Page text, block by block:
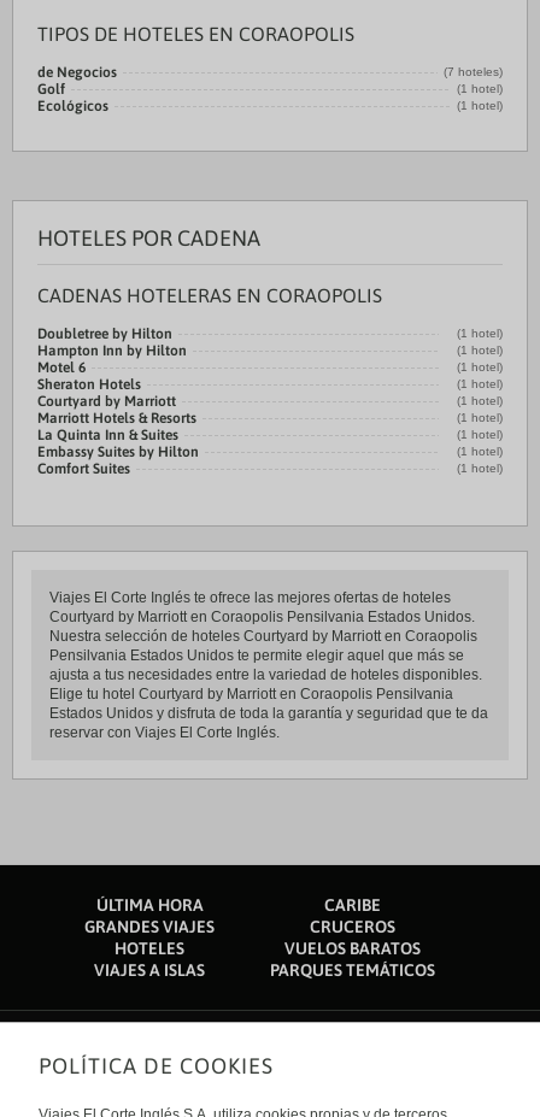
TIPOS DE HOTELES EN CORAOPOLIS
de Negocios (7 hoteles)
Golf (1 hotel)
Ecológicos (1 hotel)
HOTELES POR CADENA
CADENAS HOTELERAS EN CORAOPOLIS
Doubletree by Hilton (1 hotel)
Hampton Inn by Hilton (1 hotel)
Motel 6 (1 hotel)
Sheraton Hotels (1 hotel)
Courtyard by Marriott (1 hotel)
Marriott Hotels & Resorts (1 hotel)
La Quinta Inn & Suites (1 hotel)
Embassy Suites by Hilton (1 hotel)
Comfort Suites (1 hotel)
Viajes El Corte Inglés te ofrece las mejores ofertas de hoteles
Courtyard by Marriott en Coraopolis Pensilvania Estados Unidos.
Nuestra selección de hoteles Courtyard by Marriott en Coraopolis
Pensilvania Estados Unidos te permite elegir aquel que más se
ajusta a tus necesidades entre la variedad de hoteles disponibles.
Elige tu hotel Courtyard by Marriott en Coraopolis Pensilvania
Estados Unidos y disfruta de toda la garantía y seguridad que te da
reservar con Viajes El Corte Inglés.
ÚLTIMA HORA
CARIBE
GRANDES VIAJES
CRUCEROS
HOTELES
VUELOS BARATOS
VIAJES A ISLAS
PARQUES TEMÁTICOS
Sobre nosotros
Quiénes somos
POLÍTICA DE COOKIES